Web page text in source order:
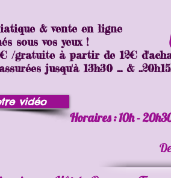
& vente en ligne
sous vos yeux !
/gratuite à partir de 12€
jusqu'à 13h30 ... &
vidéo
Horaires : 10h -